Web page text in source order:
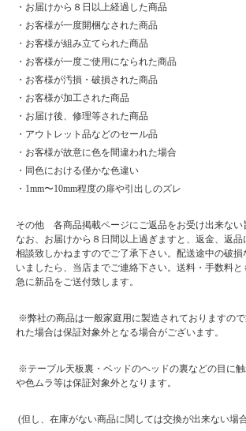
・お届けから８日以上経過した商品
・お客様が一度開梱なされた商品
・お客様が組み立てられた商品
・お客様が一度ご使用になられた商品
・お客様が汚損・破損された商品
・お客様が加工された商品
・お届け後、修理等された商品
・アウトレット品などのセール品
・お客様が故意に色を間違われた場合
・同色における僅かな色違い
・1mm〜10mm程度の扉や引出しのズレ
その他 各商品掲載ページにご返品をお受け出来ない
なお、お届けから８日間以上過ぎますと、返金、返
相談致しかねますのでご了承下さい。配送途中の破
いましたら、当店までご連絡下さい。送料・手数料
急に新品をご送付致します。
※弊社の商品は一般家庭用に製造されておりますの
れた場合は保証対象外となる場合がございます。
※テーブル天板裏・ベッドのヘッドの裏などの目に
や色ムラ等は保証対象外となります。
(但し、在庫がない商品に関しては交換が出来ない場